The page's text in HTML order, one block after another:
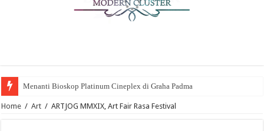
Menanti Bioskop Platinum Cineplex di Graha Padma
Home / Art / ARTJOG MMXIX, Art Fair Rasa Festival